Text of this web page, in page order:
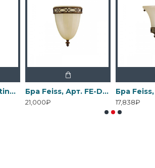
Бра Elstead Lighting, Арт. DL-COSMOS1 Бра Feiss, Арт. FE-DRAWING-ROOM-WU1
21,000₽ 17,838₽